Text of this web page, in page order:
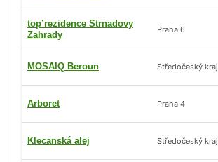
top’rezidence Strnadovy
Zahrady
Praha 6
MOSAIQ Beroun Středočeský kraj
Arboret Praha 4
Klecanská alej Středočeský kraj